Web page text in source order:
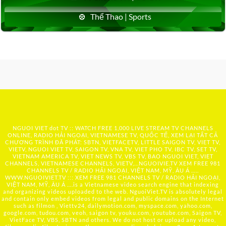
Thể Thao | Sports
NGUOI VIET dot TV :: WATCH FREE 1,000 LIVE STREAM TV CHANNELS
ONLINE, RADIO HẢI NGOẠI, VIETNAMESE TV, QUỐC TẾ, XEM LẠI TẤT CẢ
CHƯƠNG TRÌNH ĐÃ PHÁT: SBTN, VIETFACETV, LITTLE SAIGON TV, VIET TV,
VIETV, NGUOI VIET TV, SAIGON TV, VNA TV, VIET PHO TV, IBC TV, SET TV,
VIETNAM AMERICA TV, VIET NEWS TV, VBS TV, BAO NGUOI VIET, VIET
CHANNELS, VIETNAMESE CHANNELS, VIETV,... NGUOIVIE.TV XEM FREE 981
CHANNELS TV / RADIO HẢI NGOẠI, VIỆT NAM, MỸ, ÂU Á …..
WWW.NGUOIVIET.TV ::: XEM FREE 981 CHANNELS TV / RADIO HẢI NGOẠI,
VIỆT NAM, MỸ, ÂU Á ….is a Vietnamese video search engine that indexing
and organizing videos uploaded to the web. NguoiViet.TV is absolutely legal
and contain only embed videos from legal and public domains on the Internet
such as filmon , Viettv24, dailymotion.com, myspace.com, yahoo.com,
google.com, tudou.com, veoh, saigon tv, youku.com, youtube.com, Saigon TV,
VietFace TV, VBS, SBTN and others. We do not host or upload any video,